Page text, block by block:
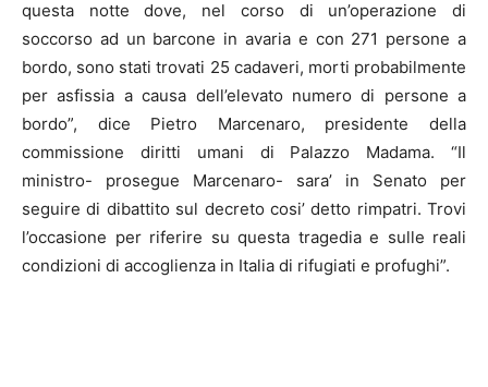
questa notte dove, nel corso di un’operazione di
soccorso ad un barcone in avaria e con 271 persone a
bordo, sono stati trovati 25 cadaveri, morti probabilmente
per asfissia a causa dell’elevato numero di persone a
bordo”, dice Pietro Marcenaro, presidente della
commissione diritti umani di Palazzo Madama. “Il
ministro- prosegue Marcenaro- sara’ in Senato per
seguire di dibattito sul decreto cosi’ detto rimpatri. Trovi
l’occasione per riferire su questa tragedia e sulle reali
condizioni di accoglienza in Italia di rifugiati e profughi”.